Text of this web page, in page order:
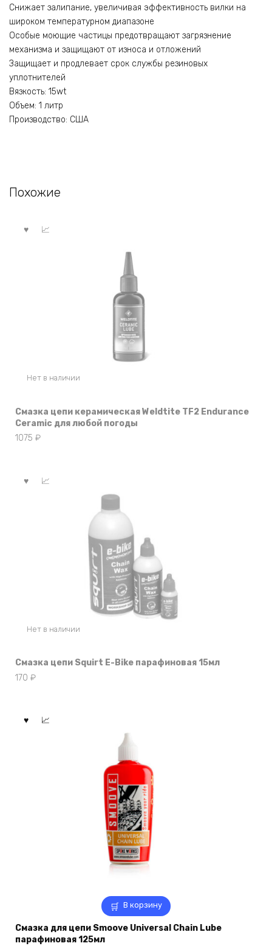
Снижает залипание, увеличивая эффективность вилки на
широком температурном диапазоне
Особые моющие частицы предотвращают загрязнение
механизма и защищают от износа и отложений
Защищает и продлевает срок службы резиновых
уплотнителей
Вязкость: 15wt
Объем: 1 литр
Производство: США
Похожие
Нет в наличии
Смазка цепи керамическая Weldtite TF2 Endurance
Ceramic для любой погоды
1075 ₽
Нет в наличии
Смазка цепи Squirt E-Bike парафиновая 15мл
170 ₽
В корзину
Смазка для цепи Smoove Universal Chain Lube
парафиновая 125мл